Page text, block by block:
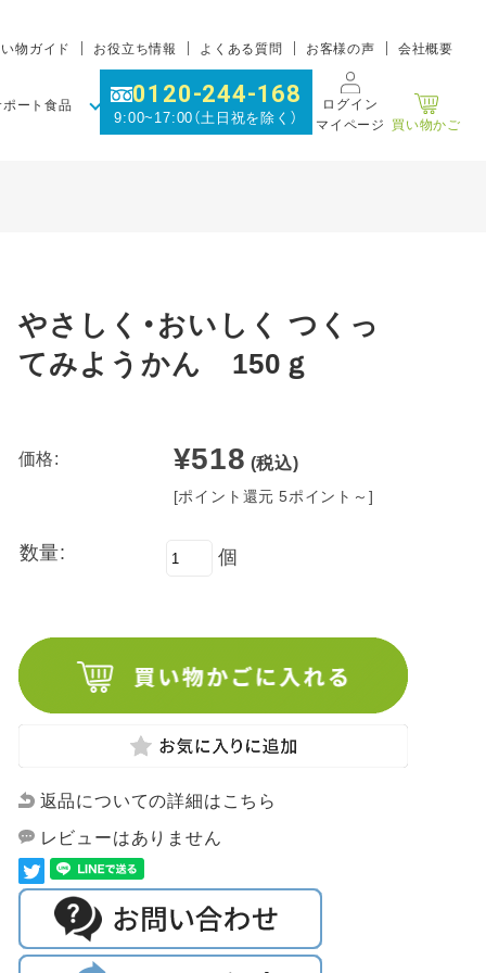
物ガイド お役立ち情報 よくある質問 お客様の声 会社概要
ート食品 0120-244-168
9:00~17:00（土日祝を除く）
ログイン
マイページ 買い物かご
やさしく・おいしく つくっ
てみようかん 150ｇ
価格: ¥518 (税込)
[ポイント還元 5ポイント～]
数量: 個
返品についての詳細はこちら
レビューはありません